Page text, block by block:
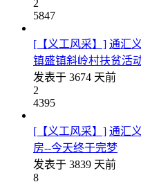
2
5847
[【义工风采】] 通汇
镇盛镇斜岭村扶贫活
发表于 3674 天前
2
4395
[【义工风采】] 通汇
房--今天终于完梦
发表于 3839 天前
8